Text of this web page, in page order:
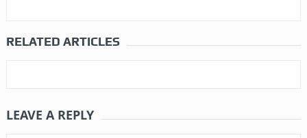
RELATED ARTICLES
LEAVE A REPLY